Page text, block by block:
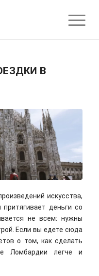
В
искусства,
деньги со
не всем: нужны
Если вы едете сюда
о том, как сделать
Ломбардии легче и